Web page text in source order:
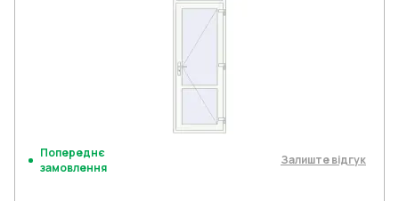
Попереднє
замовлення
Залиште відгук